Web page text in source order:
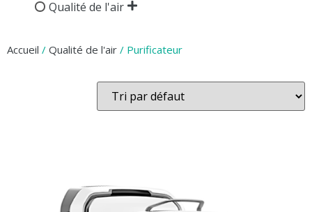
Qualité de l'air
Accueil / Qualité de l'air / Purificateur